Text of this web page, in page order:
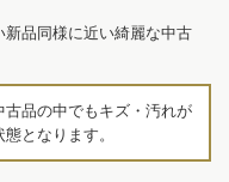
新品同様に近い綺麗な中古
品の中でもキズ・汚れが
となります。